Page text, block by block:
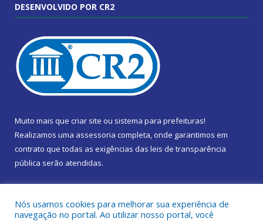
DESENVOLVIDO POR CR2
Muito mais que criar site ou sistema para prefeituras!
Realizamos uma assessoria completa, onde garantimos em
contrato que todas as exigências das leis de transparência
pública serão atendidas.
Nós usamos cookies para melhorar sua experiência de
navegação no portal. Ao utilizar nosso portal, você